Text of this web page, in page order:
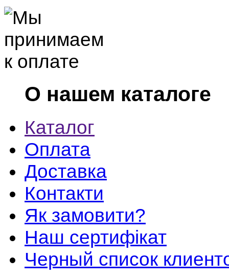
О нашем каталоге
Каталог
Оплата
Доставка
Контакти
Як замовити?
Наш сертифікат
Черный список